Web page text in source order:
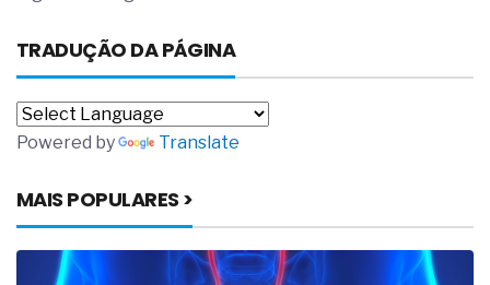
TRADUÇÃO DA PÁGINA
Powered by Translate
MAIS POPULARES >